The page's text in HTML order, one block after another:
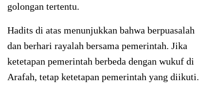
golongan tertentu.
Hadits di atas menunjukkan bahwa berpuasalah
dan berhari rayalah bersama pemerintah. Jika
ketetapan pemerintah berbeda dengan wukuf di
Arafah, tetap ketetapan pemerintah yang diikuti.